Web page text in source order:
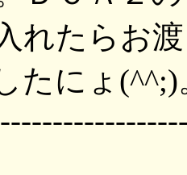
れたらお
たにょ